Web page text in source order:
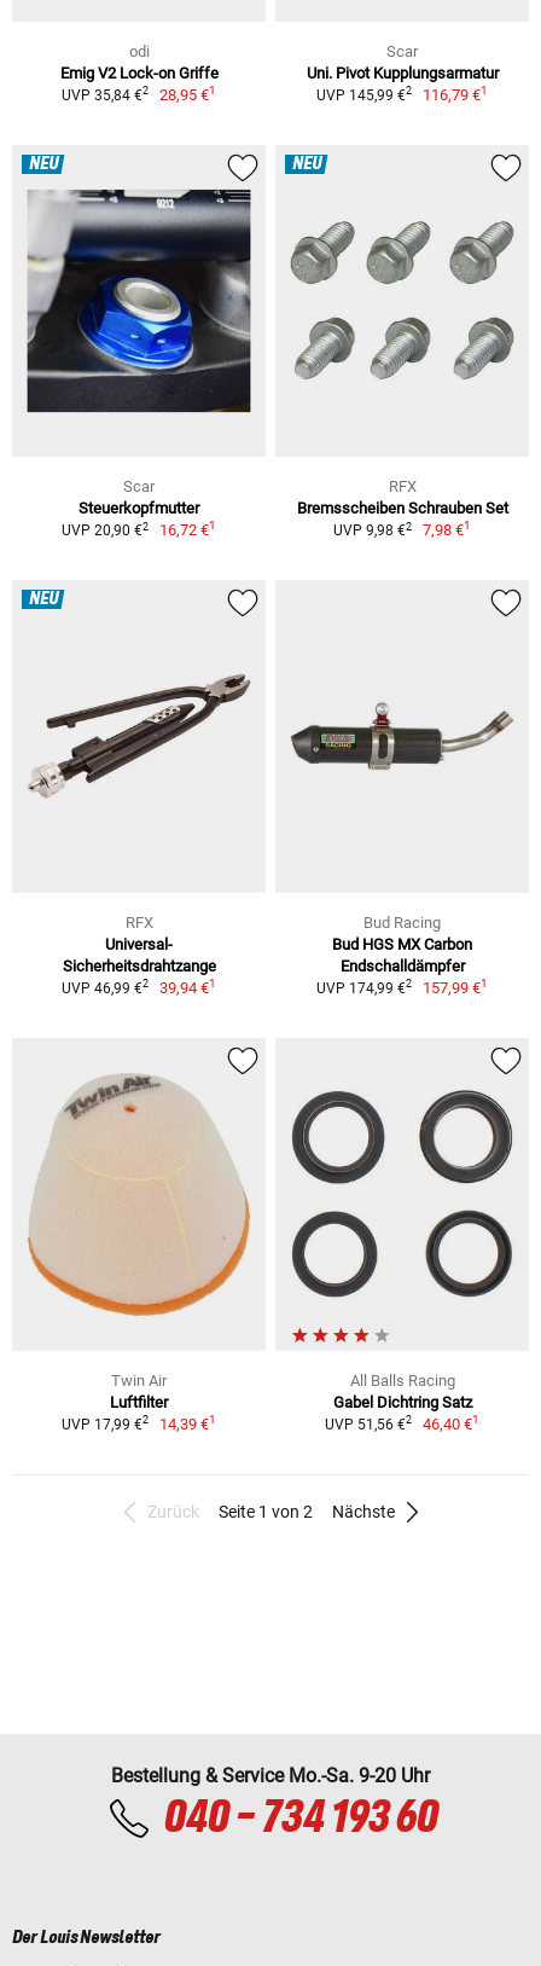
odi
Emig V2 Lock-on Griffe
UVP 35,84 €2 28,95 €1
Scar
Uni. Pivot Kupplungsarmatur
UVP 145,99 €2 116,79 €1
NEU
Scar
Steuerkopfmutter
UVP 20,90 €2 16,72 €1
NEU
RFX
Bremsscheiben Schrauben Set
UVP 9,98 €2 7,98 €1
NEU
RFX
Universal-
Sicherheitsdrahtzange
UVP 46,99 €2 39,94 €1
Bud Racing
Bud HGS MX Carbon
Endschalldämpfer
UVP 174,99 €2 157,99 €1
Twin Air
Luftfilter
UVP 17,99 €2 14,39 €1
All Balls Racing
Gabel Dichtring Satz
UVP 51,56 €2 46,40 €1
Zurück Seite 1 von 2 Nächste
Bestellung & Service Mo.-Sa. 9-20 Uhr
040 - 734 193 60
Der Louis Newsletter